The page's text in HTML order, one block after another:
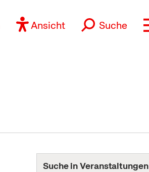
Ansicht Suche
Suche in Veranstaltungen